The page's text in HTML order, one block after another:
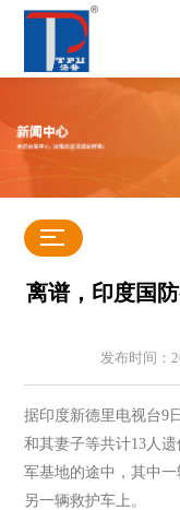
离谱，印度国
发布时间：
据印度新德里电视台9
和其妻子等共计13人
军基地的途中，其中
另一辆救护车上。